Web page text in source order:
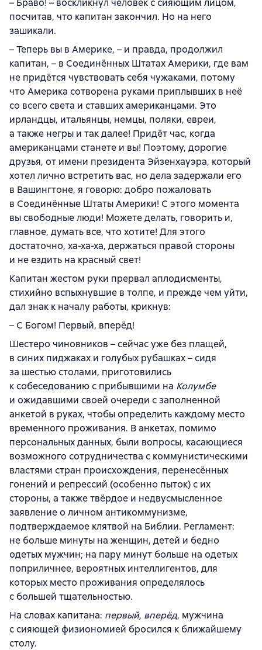
– Браво! – воскликнул человек с сияющим лицом,
посчитав, что капитан закончил. Но на него
зашикали.
– Теперь вы в Америке, – и правда, продолжил
капитан, – в Соединённых Штатах Америки, где вам
не придётся чувствовать себя чужаками, потому
что Америка сотворена руками приплывших в неё
со всего света и ставших американцами. Это
ирландцы, итальянцы, немцы, поляки, евреи,
а также негры и так далее! Придёт час, когда
американцами станете и вы! Поэтому, дорогие
друзья, от имени президента Эйзенхауэра, который
хотел лично встретить вас, но дела задержали его
в Вашингтоне, я говорю: добро пожаловать
в Соединённые Штаты Америки! С этого момента
вы свободные люди! Можете делать, говорить и,
главное, думать все, что хотите! Для этого
достаточно, ха-ха-ха, держаться правой стороны
и не ездить на красный свет!
Капитан жестом руки прервал аплодисменты,
стихийно вспыхнувшие в толпе, и прежде чем уйти,
дал знак к началу работы, крикнув:
– С Богом! Первый, вперёд!
Шестеро чиновников – сейчас уже без плащей,
в синих пиджаках и голубых рубашках – сидя
за шестью столами, приготовились
к собеседованию с прибывшими на Колумбе
и ожидавшими своей очереди с заполненной
анкетой в руках, чтобы определить каждому место
временного проживания. В анкетах, помимо
персональных данных, были вопросы, касающиеся
возможного сотрудничества с коммунистическими
властями стран происхождения, перенесённых
гонений и репрессий (особенно пыток) с их
стороны, а также твёрдое и недвусмысленное
заявление о личном антикоммунизме,
подтверждаемое клятвой на Библии. Регламент:
не больше минуты на женщин, детей и бедно
одетых мужчин; на пару минут больше на одетых
поприличнее, вероятных интеллигентов, для
которых место проживания определялось
с большей тщательностью.
На словах капитана: первый, вперёд, мужчина
с сияющей физиономией бросился к ближайшему
столу.